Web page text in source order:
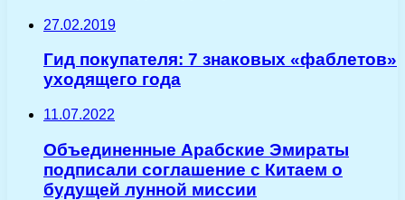
27.02.2019
Гид покупателя: 7 знаковых «фаблетов»
уходящего года
11.07.2022
Объединенные Арабские Эмираты
подписали соглашение с Китаем о
будущей лунной миссии